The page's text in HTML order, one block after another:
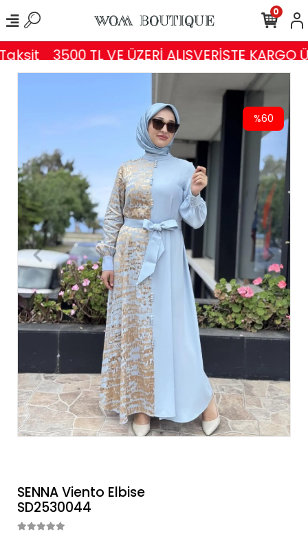
3500 TL VE ÜZERİ ALIŞVERİŞTE KARGO
0
%60
SENNA Viento Elbise
SD2530044